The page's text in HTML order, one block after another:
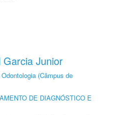
Garcia Junior
(Câmpus de
DE DIAGNÓSTICO E